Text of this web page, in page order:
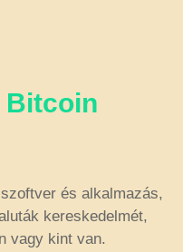
Bitcoin
és alkalmazás,
kereskedelmét,
vagy kint van.